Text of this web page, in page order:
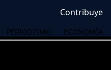
Contribuye
PERIODISMO ECONOMÍA